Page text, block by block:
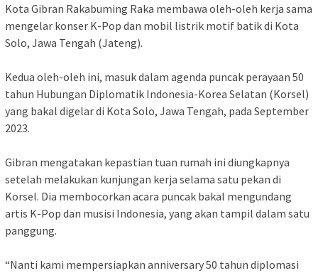
Kota Gibran Rakabuming Raka membawa oleh-oleh kerja sama
mengelar konser K-Pop dan mobil listrik motif batik di Kota
Solo, Jawa Tengah (Jateng).
Kedua oleh-oleh ini, masuk dalam agenda puncak perayaan 50
tahun Hubungan Diplomatik Indonesia-Korea Selatan (Korsel)
yang bakal digelar di Kota Solo, Jawa Tengah, pada September
2023.
Gibran mengatakan kepastian tuan rumah ini diungkapnya
setelah melakukan kunjungan kerja selama satu pekan di
Korsel. Dia membocorkan acara puncak bakal mengundang
artis K-Pop dan musisi Indonesia, yang akan tampil dalam satu
panggung.
“Nanti kami mempersiapkan anniversary 50 tahun diplomasi